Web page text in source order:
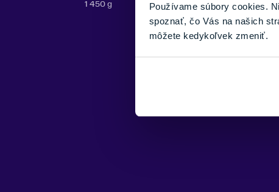
Používame súbory cookies.
spoznať, čo Vás na našich
môžete kedykoľvek zmeniť.
1 450 g